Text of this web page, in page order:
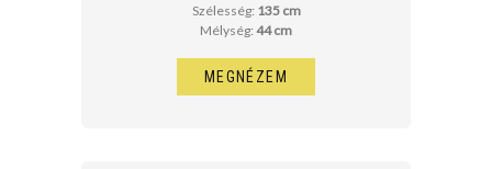
Szélesség: 135 cm
Mélység: 44 cm
MEGNÉZEM